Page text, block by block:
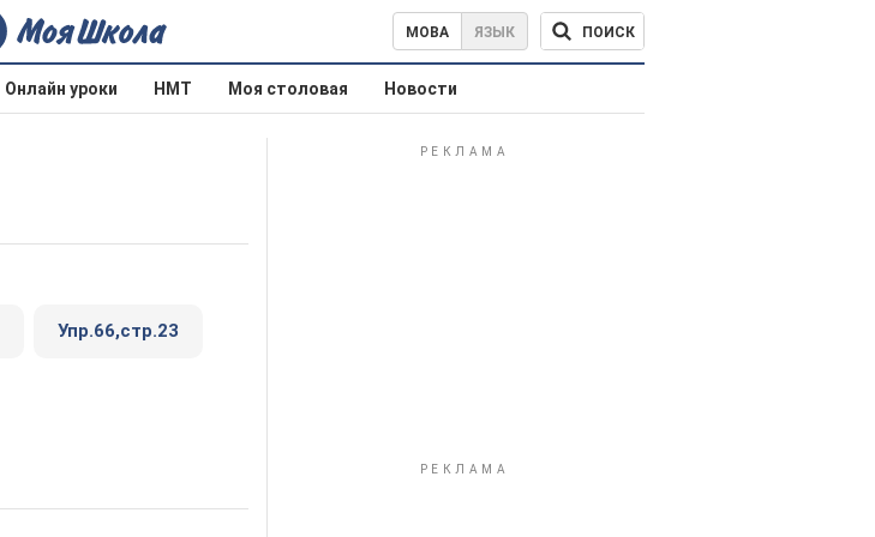
МОВА ЯЗЫК ПОИСК
Онлайн уроки НМТ Моя столовая Новости
Упр.66,стр.23